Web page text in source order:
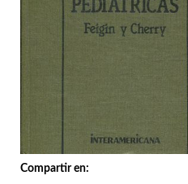
Compartir en: